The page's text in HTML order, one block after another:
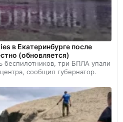
в Екатеринбурге после
(обновляется)
беспилотников, три БПЛА упали
сообщил губернатор.